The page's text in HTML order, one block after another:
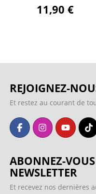
11,90 €
REJOIGNEZ-
Et restez au courant de
ABONNEZ-
NEWSLETTER
Et recevez nos dernières